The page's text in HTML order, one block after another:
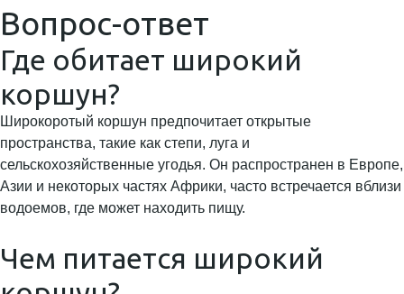
Вопрос-ответ
Где обитает широкий
коршун?
Широкоротый коршун предпочитает открытые
пространства, такие как степи, луга и
сельскохозяйственные угодья. Он распространен в Европе,
Азии и некоторых частях Африки, часто встречается вблизи
водоемов, где может находить пищу.
Чем питается широкий